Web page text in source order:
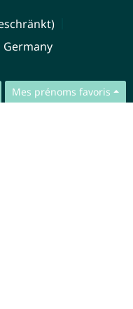
Mes prénoms favoris
Germany